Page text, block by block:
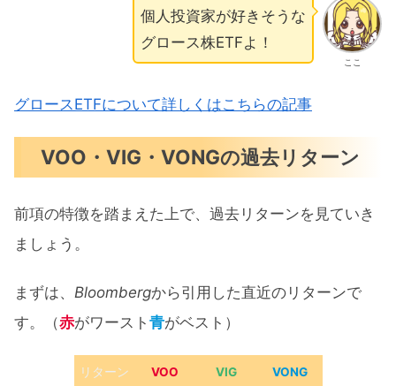
ここ
個人投資家が好きそうな
グロース株ETFよ！
グロースETFについて詳しくはこちらの記事
VOO・VIG・VONGの過去リターン
前項の特徴を踏まえた上で、過去リターンを見ていき
ましょう。
まずは、 Bloombergから引用した直近のリターンで
す。（赤がワースト 青がベスト）
リターン VOO VIG VONG